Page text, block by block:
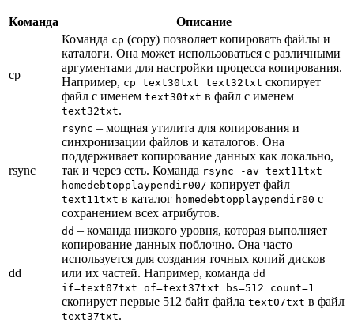
Команда Описание
cp
Команда cp (copy) позволяет копировать файлы и
каталоги. Она может использоваться с различными
аргументами для настройки процесса копирования.
Например, cp text30txt text32txt скопирует
файл с именем text30txt в файл с именем
text32txt.
rsync
rsync – мощная утилита для копирования и
синхронизации файлов и каталогов. Она
поддерживает копирование данных как локально,
так и через сеть. Команда rsync -av text11txt
homedebtopplaypendir00/ копирует файл
text11txt в каталог homedebtopplaypendir00 с
сохранением всех атрибутов.
dd
dd – команда низкого уровня, которая выполняет
копирование данных поблочно. Она часто
используется для создания точных копий дисков
или их частей. Например, команда dd
if=text07txt of=text37txt bs=512 count=1
скопирует первые 512 байт файла text07txt в файл
text37txt.